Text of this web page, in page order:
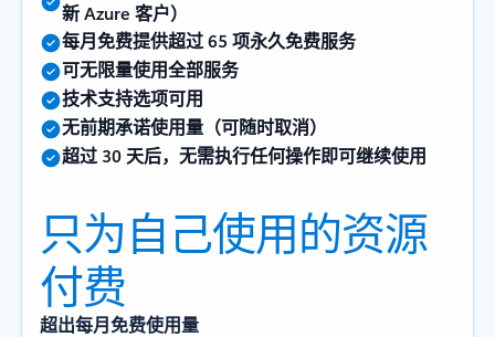
新 Azure 客户）
每月免费提供超过 65 项永久免费服务
可无限量使用全部服务
技术支持选项可用
无前期承诺使用量（可随时取消）
超过 30 天后，无需执行任何操作即可继续使用
只为自己使用的资源
付费
超出每月免费使用量